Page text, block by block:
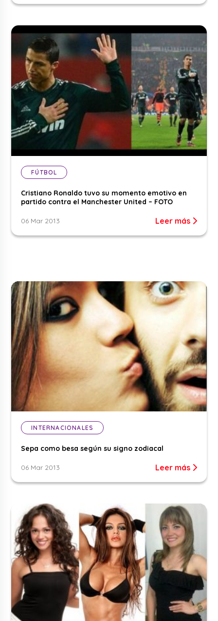
FÚTBOL
Cristiano Ronaldo tuvo su momento emotivo en
partido contra el Manchester United – FOTO
06 Mar 2013 Leer más
INTERNACIONALES
Sepa como besa según su signo zodiacal
06 Mar 2013 Leer más